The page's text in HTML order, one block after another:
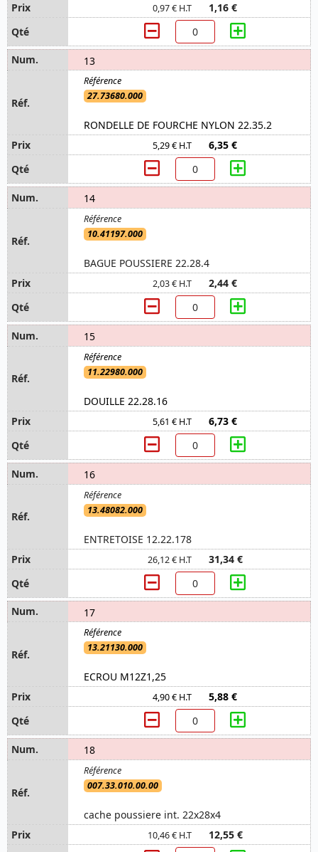
0,97 € H.T 1,16 €
13
27.73680.000
RONDELLE DE FOURCHE NYLON 22.35.2
5,29 € H.T 6,35 €
14
10.41197.000
BAGUE POUSSIERE 22.28.4
2,03 € H.T 2,44 €
15
11.22980.000
DOUILLE 22.28.16
5,61 € H.T 6,73 €
16
13.48082.000
ENTRETOISE 12.22.178
26,12 € H.T 31,34 €
17
13.21130.000
ECROU M12Z1,25
4,90 € H.T 5,88 €
18
007.33.010.00.00
cache poussiere int. 22x28x4
10,46 € H.T 12,55 €